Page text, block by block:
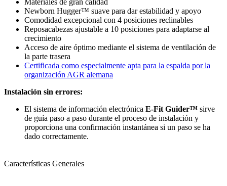
Materiales de gran calidad
Newborn Hugger™ suave para dar estabilidad y apoyo
Comodidad excepcional con 4 posiciones reclinables
Reposacabezas ajustable a 10 posiciones para adaptarse al
crecimiento
Acceso de aire óptimo mediante el sistema de ventilación de
la parte trasera
Certificada como especialmente apta para la espalda por la
organización AGR alemana
Instalación sin errores:
El sistema de información electrónica E-Fit Guider™ sirve
de guía paso a paso durante el proceso de instalación y
proporciona una confirmación instantánea si un paso se ha
dado correctamente.
Características Generales